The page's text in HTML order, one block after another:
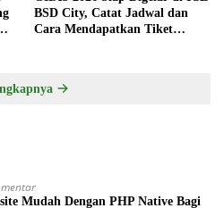
BSD City, Catat Jadwal dan
Cara Mendapatkan Tiket
Mudah Dengan PHP Native Bagi